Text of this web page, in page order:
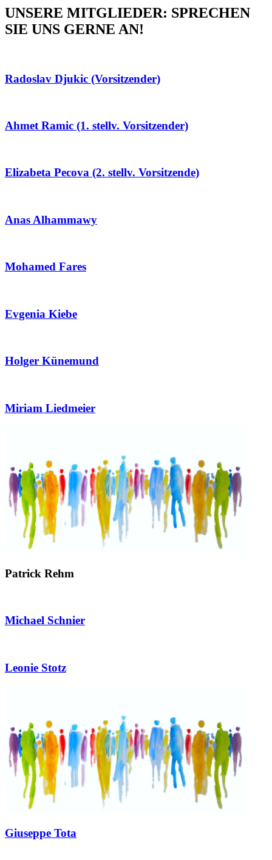
UNSERE MITGLIEDER: SPRECHEN
SIE UNS GERNE AN!
Radoslav Djukic (Vorsitzender)
Ahmet Ramic (1. stellv. Vorsitzender)
Elizabeta Pecova (2. stellv. Vorsitzende)
Anas Alhammawy
Mohamed Fares
Evgenia Kiebe
Holger Künemund
Miriam Liedmeier
Patrick Rehm
Michael Schnier
Leonie Stotz
Giuseppe Tota